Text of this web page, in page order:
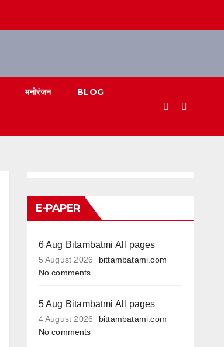
मनोरंजन BLOG
E-PAPER
6 Aug Bitambatmi All pages
5 August 2026
bittambatami.com
No comments
5 Aug Bitambatmi All pages
4 August 2026
bittambatami.com
No comments